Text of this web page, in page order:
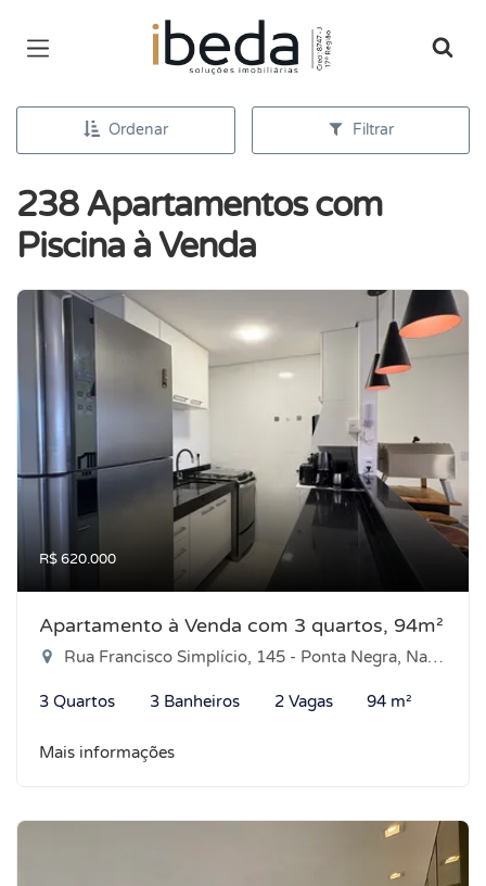
Página inicial
Ordenar Filtrar
238 Apartamentos com
Piscina à Venda
R$ 620.000
Apartamento à Venda com 3 quartos, 94m²
Rua Francisco Simplício, 145 - Ponta Negra, Natal-RN
3 Quartos 3 Banheiros 2 Vagas 94 m²
Mais informações